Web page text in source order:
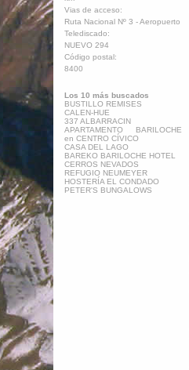
Vias de acceso:
Ruta Nacional Nº 3 - Aeropuerto
Telediscado:
NUEVO 294
Código postal:
8400
Los 10 más buscados
BUSTILLO REMISES
CALEN-HUE
337 ALBARRACIN
APARTAMENTO BARILOCHE
en CENTRO CÍVICO
CASA DEL LAGO
BAREKO BARILOCHE HOTEL
CERROS NEVADOS
REFUGIO NEUMEYER
HOSTERÍA EL CONDADO
PETER'S BUNGALOWS